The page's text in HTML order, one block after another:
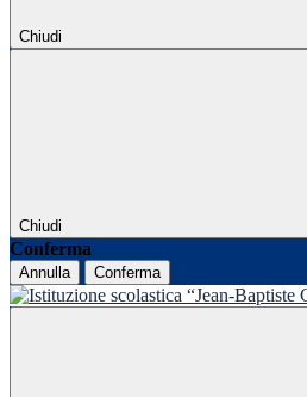
Chiudi
Chiudi
Conferma
Annulla Conferma